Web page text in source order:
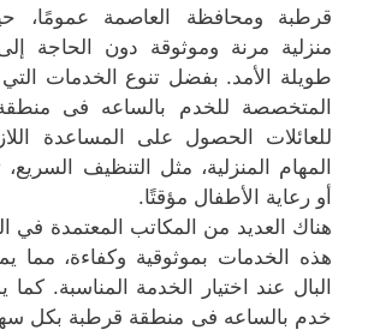
قرطبة ومحافظة العاصمة عمومًا،
منزلية مرنة وموثوقة دون الحاجة إلى
طويلة الأمد. بفضل تنوع الخدمات التي
المتخصصة للخدم بالساعه فى
للعائلات الحصول على المساعدة
المهام المنزلية، مثل التنظيف
أو رعاية الأطفال مؤقتًا.
هناك العديد من المكاتب المعتمدة في
هذه الخدمات بموثوقية وكفاءة، مما
البال عند اختيار الخدمة المناسبة.
خدم بالساعه فى منطقة قرطبة بكل